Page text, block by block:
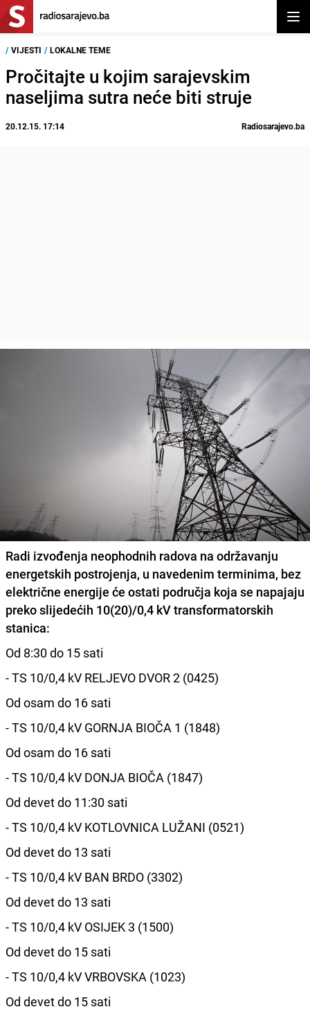
/ VIJESTI / LOKALNE TEME
Pročitajte u kojim sarajevskim
naseljima sutra neće biti struje
20.12.15. 17:14 Radiosarajevo.ba
Radi izvođenja neophodnih radova na održavanju
energetskih postrojenja, u navedenim terminima, bez
električne energije će ostati područja koja se napajaju
preko slijedećih 10(20)/0,4 kV transformatorskih
stanica:
Od 8:30 do 15 sati
- TS 10/0,4 kV RELJEVO DVOR 2 (0425)
Od osam do 16 sati
- TS 10/0,4 kV GORNJA BIOČA 1 (1848)
Od osam do 16 sati
- TS 10/0,4 kV DONJA BIOČA (1847)
Od devet do 11:30 sati
- TS 10/0,4 kV KOTLOVNICA LUŽANI (0521)
Od devet do 13 sati
- TS 10/0,4 kV BAN BRDO (3302)
Od devet do 13 sati
- TS 10/0,4 kV OSIJEK 3 (1500)
Od devet do 15 sati
- TS 10/0,4 kV VRBOVSKA (1023)
Od devet do 15 sati